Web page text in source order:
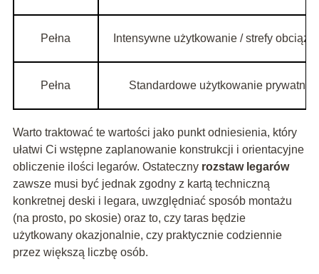
Pełna Intensywne użytkowanie / strefy
Pełna Standardowe użytkowanie prywatne
Warto traktować te wartości jako punkt odniesienia, który
ułatwi Ci wstępne zaplanowanie konstrukcji i orientacyjne
obliczenie ilości legarów. Ostateczny rozstaw legarów
zawsze musi być jednak zgodny z kartą techniczną
konkretnej deski i legara, uwzględniać sposób montażu
(na prosto, po skosie) oraz to, czy taras będzie
użytkowany okazjonalnie, czy praktycznie codziennie
przez większą liczbę osób.